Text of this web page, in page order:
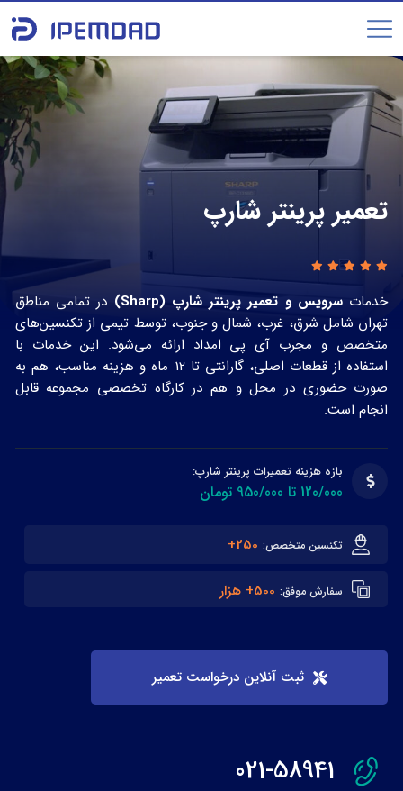
تعمیر پرینتر شارپ
خدماتسرویس و تعمیر پرینتر شارپ (Sharp)
در تمامی مناطق
تهران شامل شرق، غرب، شمال و جنوب، توسط تیمی از تکنسین‌های
متخصص و مجرب آی‌ پی امداد ارائه می‌شود. این خدمات با
استفاده از قطعات اصلی، گارانتی تا 12 ماه و هزینه مناسب، هم به‌
صورت حضوری در محل و هم در کارگاه تخصصی مجموعه قابل
انجام است.
بازه هزینه تعمیرات پرینتر شارپ:
120/000 تا 950/000 تومان
تکنسین متخصص: 250+
سفارش موفق: 500+ هزار
ثبت آنلاین درخواست تعمیر
021-58941